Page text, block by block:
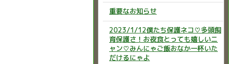
重要なお知らせ
2023/1/12僕たち保護ネコ♡多頭飼
育保護さ！お夜食とっても嬉しいニ
ャン♡みんにゃご飯おなか一杯いた
だけるにゃよ